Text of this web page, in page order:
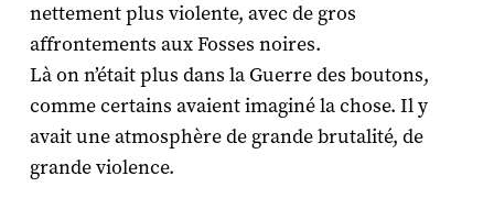
nettement plus violente, avec de gros
affrontements aux Fosses noires.
Là on n’était plus dans la Guerre des boutons,
comme certains avaient imaginé la chose. Il y
avait une atmosphère de grande brutalité, de
grande violence.